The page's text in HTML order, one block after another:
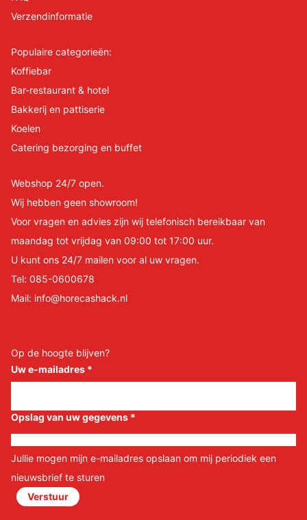
Verzendinformatie
Populaire categorieën:
Koffiebar
Bar-restaurant & hotel
Bakkerij en pattiserie
Koelen
Catering bezorging en buffet
Webshop 24/7 open.
Wij hebben geen showroom!
Voor vragen en advies zijn wij telefonisch bereikbaar van
maandag tot vrijdag van 09:00 tot 17:00 uur.
U kunt ons 24/7 mailen voor al uw vragen.
Tel: 085-0600678
Mail: info@horecashack.nl
Op de hoogte blijven?
Uw e-mailadres *
Opslag van uw gegevens *
Jullie mogen mijn e-mailadres opslaan om mij periodiek een
nieuwsbrief te sturen
Verstuur